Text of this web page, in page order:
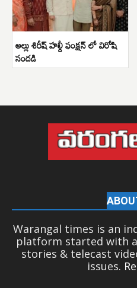
అల్లు శిరీష్ హల్దీ ఫంక్షన్ లో విరోషి
సందడి
Warangal times is an
platform started with
stories & telecast
issues.